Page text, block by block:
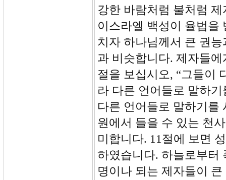
강한 바람처럼 불처럼
이스라엘 백성이 율법을
치자 하나님께서 큰 권
과 비슷합니다. 제자들
절을 보십시오, “그들이
라 다른 언어들로 말하
다른 언어들로 말하기를
원에서 들을 수 있는 천
미합니다. 11절에 보면
하였습니다. 하늘로부터
명이나 되는 제자들이